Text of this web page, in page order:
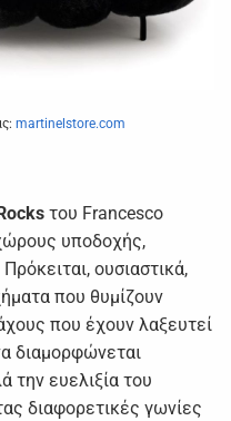
martinelstore.com
του Francesco
υποδοχής,
ουσιαστικά,
που θυμίζουν
που έχουν λαξευτεί
διαμορφώνεται
την ευελιξία του
διαφορετικές γωνίες